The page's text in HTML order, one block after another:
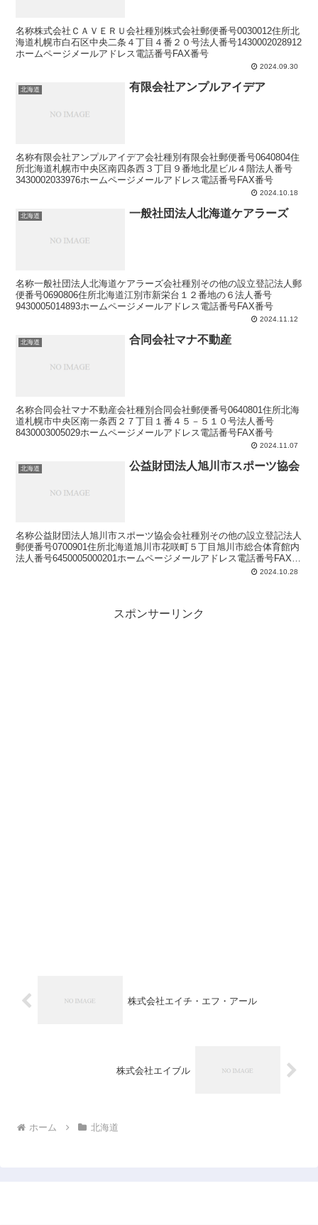
名称株式会社ＣＡＶＥＲＵ会社種別株式会社郵便番号0030012住所北
海道札幌市白石区中央二条４丁目４番２０号法人番号1430002028912
ホームページメールアドレス電話番号FAX番号
2024.09.30
北海道 有限会社アンプルアイデア
名称有限会社アンプルアイデア会社種別有限会社郵便番号0640804住
所北海道札幌市中央区南四条西３丁目９番地北星ビル４階法人番号
3430002033976ホームページメールアドレス電話番号FAX番号
2024.10.18
北海道 一般社団法人北海道ケアラーズ
名称一般社団法人北海道ケアラーズ会社種別その他の設立登記法人郵
便番号0690806住所北海道江別市新栄台１２番地の６法人番号
9430005014893ホームページメールアドレス電話番号FAX番号
2024.11.12
北海道 合同会社マナ不動産
名称合同会社マナ不動産会社種別合同会社郵便番号0640801住所北海
道札幌市中央区南一条西２７丁目１番４５－５１０号法人番号
8430003005029ホームページメールアドレス電話番号FAX番号
2024.11.07
北海道 公益財団法人旭川市スポーツ協会
名称公益財団法人旭川市スポーツ協会会社種別その他の設立登記法人
郵便番号0700901住所北海道旭川市花咲町５丁目旭川市総合体育館内
法人番号6450005000201ホームページメールアドレス電話番号FAX番
2024.10.28
スポンサーリンク
株式会社エイチ・エフ・アール
株式会社エイブル
ホーム 北海道